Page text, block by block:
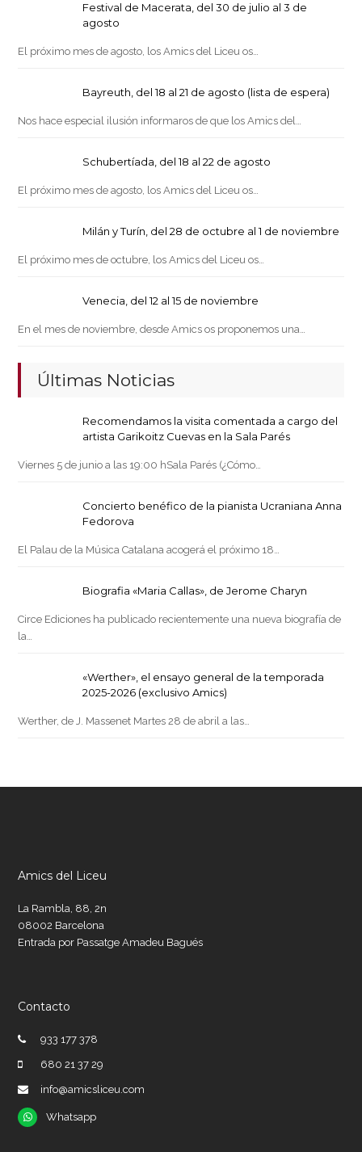
Festival de Macerata, del 30 de julio al 3 de
agosto
El próximo mes de agosto, los Amics del Liceu os…
Bayreuth, del 18 al 21 de agosto (lista de espera)
Nos hace especial ilusión informaros de que los Amics del…
Schubertíada, del 18 al 22 de agosto
El próximo mes de agosto, los Amics del Liceu os…
Milán y Turín, del 28 de octubre al 1 de noviembre
El próximo mes de octubre, los Amics del Liceu os…
Venecia, del 12 al 15 de noviembre
En el mes de noviembre, desde Amics os proponemos una…
Últimas Noticias
Recomendamos la visita comentada a cargo del
artista Garikoitz Cuevas en la Sala Parés
Viernes 5 de junio a las 19:00 hSala Parés (¿Cómo…
Concierto benéfico de la pianista Ucraniana Anna
Fedorova
El Palau de la Música Catalana acogerá el próximo 18…
Biografia «Maria Callas», de Jerome Charyn
Circe Ediciones ha publicado recientemente una nueva biografía de
la…
«Werther», el ensayo general de la temporada
2025-2026 (exclusivo Amics)
Werther, de J. Massenet Martes 28 de abril a las…
Amics del Liceu
La Rambla, 88, 2n
08002 Barcelona
Entrada por Passatge Amadeu Bagués
Contacto
933 177 378
680 21 37 29
info@amicsliceu.com
Whatsapp
Whatsapp